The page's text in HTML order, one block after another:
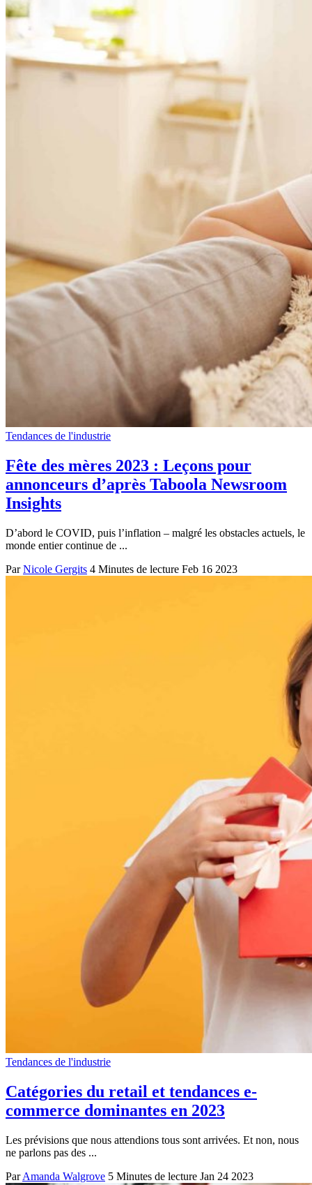
Tendances de l'industrie
Fête des mères 2023 : Leçons pour
annonceurs d’après Taboola Newsroom
Insights
D’abord le COVID, puis l’inflation – malgré les obstacles actuels, le
monde entier continue de ...
Par Nicole Gergits 4 Minutes de lecture Feb 16 2023
Tendances de l'industrie
Catégories du retail et tendances e-
commerce dominantes en 2023
Les prévisions que nous attendions tous sont arrivées. Et non, nous
ne parlons pas des ...
Par Amanda Walgrove 5 Minutes de lecture Jan 24 2023